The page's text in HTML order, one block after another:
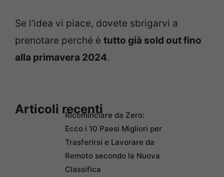
Se l’idea vi piace, dovete sbrigarvi a
prenotare perché è tutto già sold out fino
alla primavera 2024.
Articoli recentiRicominciare da Zero:
Ecco i 10 Paesi Migliori per
Trasferirsi e Lavorare da
Remoto secondo la Nuova
Classifica